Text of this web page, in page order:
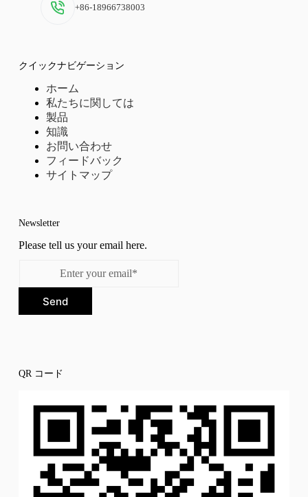
+86-18966738003
クイックナビゲーション
ホーム
私たちに関しては
製品
知識
お問い合わせ
フィードバック
サイトマップ
Newsletter
Please tell us your email here.
Send
QR コード